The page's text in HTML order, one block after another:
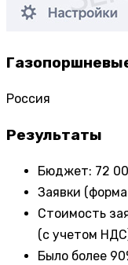
Россия
Результаты
Бюджет: 72
Заявки
Стоимость
(с учетом
Было более